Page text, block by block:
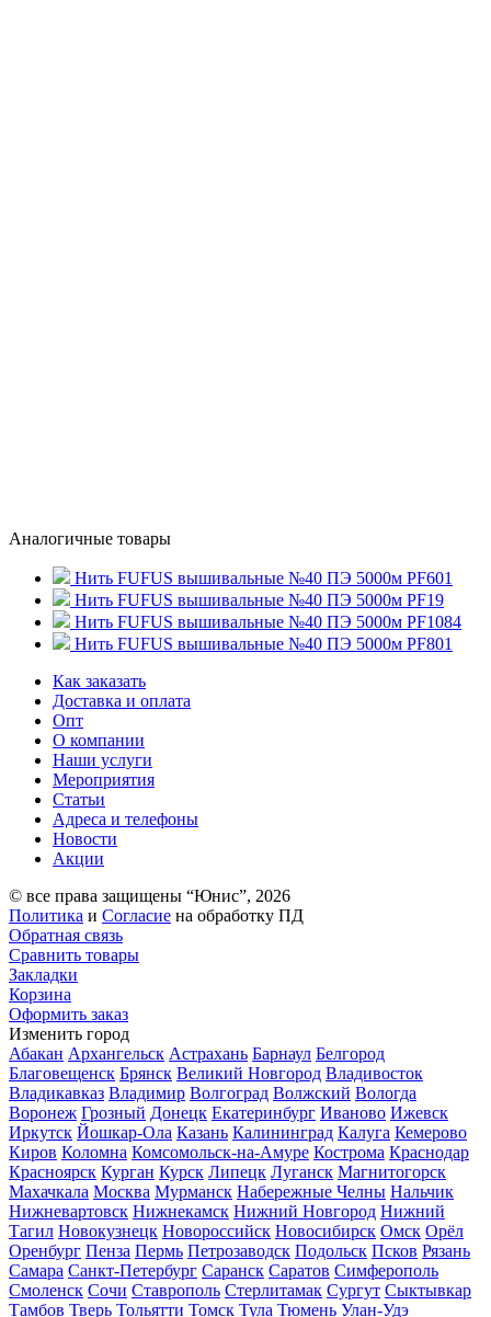
Аналогичные товары
Нить FUFUS вышивальные №40 ПЭ 5000м PF601
Нить FUFUS вышивальные №40 ПЭ 5000м PF19
Нить FUFUS вышивальные №40 ПЭ 5000м PF1084
Нить FUFUS вышивальные №40 ПЭ 5000м PF801
Как заказать
Доставка и оплата
Опт
О компании
Наши услуги
Мероприятия
Статьи
Адреса и телефоны
Новости
Акции
© все права защищены “Юнис”, 2026
Политика и Согласие на обработку ПД
Обратная связь
Сравнить товары
Закладки
Корзина
Оформить заказ
Изменить город
Абакан Архангельск Астрахань Барнаул Белгород
Благовещенск Брянск Великий Новгород Владивосток
Владикавказ Владимир Волгоград Волжский Вологда
Воронеж Грозный Донецк Екатеринбург Иваново Ижевск
Иркутск Йошкар-Ола Казань Калининград Калуга Кемерово
Киров Коломна Комсомольск-на-Амуре Кострома Краснодар
Красноярск Курган Курск Липецк Луганск Магнитогорск
Махачкала Москва Мурманск Набережные Челны Нальчик
Нижневартовск Нижнекамск Нижний Новгород Нижний
Тагил Новокузнецк Новороссийск Новосибирск Омск Орёл
Оренбург Пенза Пермь Петрозаводск Подольск Псков Рязань
Самара Санкт-Петербург Саранск Саратов Симферополь
Смоленск Сочи Ставрополь Стерлитамак Сургут Сыктывкар
Тамбов Тверь Тольятти Томск Тула Тюмень Улан-Удэ